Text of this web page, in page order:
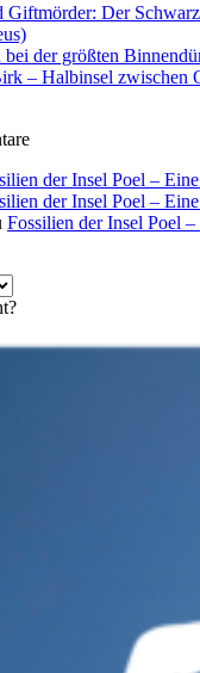
Giftmörder: Der
der größten
– Halbinsel zwischen
der Insel Poel –
der Insel Poel –
Fossilien der Insel Poel